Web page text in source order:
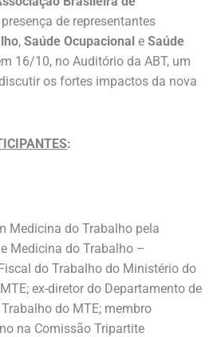
de representantes
, Saúde Ocupacional e Saúde
16/10, no Auditório da ABT, um
os fortes impactos da nova
:
Medicina do Trabalho pela
Medicina do Trabalho –
do Trabalho do Ministério do
ex-diretor do Departamento de
do MTE; membro
na Comissão Tripartite